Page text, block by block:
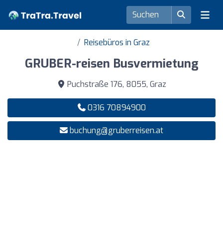
Reisebüros in Graz
GRUBER-reisen Busvermietung
Puchstraße 176, 8055, Graz
0316 70894900
buchung@gruberreisen.at